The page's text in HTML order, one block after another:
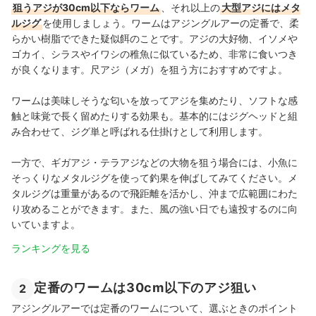
狙うアジが30cm以下ならワーム 、それ以上の大型アジにはメタ
ルジグを使用しましょう。ワームはアジングルアーの定番で、柔
らかい樹脂でできた疑似餌のことです。アジの大好物、イソメや
ゴカイ、シラスやイワシの稚魚に似ているため、非常に食いつき
が良くなります。尺アジ（メガ）を狙う方におすすめですよ。
ワームは美味しそうな匂いを放ってアジを集めたり、ソフトな感
触と味覚で長く留めたりする効果も。基本的にはジグヘッドと組
み合わせて、ジグ単と呼ばれる仕掛けとして利用します。
一方で、ギガアジ・テラアジなどの大物を狙う場合には、小魚に
そっくりなメタルジグを使って釣果を伸ばしてみてください。メ
タルジグは重量があるので飛距離を活かし、沖まで広範囲にわた
り攻めることができます。また、風の強い日でも遠投するのに向
いていますよ。
ランキングを見る
2 定番のワームは30cm以下のアジ狙い
アジングルアーでは定番のワームについて、選ぶときのポイント